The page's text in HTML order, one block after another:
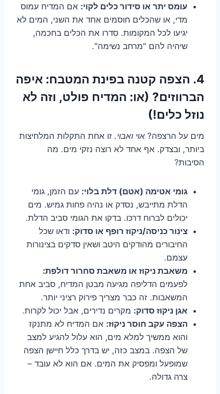
עומס יתר או סידור כלים לקוי: אם המדיח עמוס
מדי, או שהכלים חוסמים אחד את השני, המים לא
יגיעו לכל המקומות. סדרו את הכלים בחכמה,
שיהיה להם "מרחב נשימה".
4. הצפה קטנה בפינת המטבח: איפה
הברווזים? (או: המדיח פולט, וזה לא
נוזל כלים!)
מים על הרצפה? אוי ואבוי. זו אחת התקלות המלחיצות
ביותר, ובצדק. אף אחד לא רוצה נזקי מים. מה
הסיבות?
גומי אטימה (אטם) דלת בלוי: עם הזמן, גומי
הדלת מתייבש, נסדק או נהיה פחות גמיש. מים
יכולים לברוח דרכו. בדקו את הגומי סביב הדלת.
צינור כניסה/ניקוז רופף או סדוק: ודאו שכל
החיבורים מהודקים היטב ושאין סדקים בצינורות
עצמם.
משאבת ניקוז או משאבת סחרור דולפת:
לפעמים הדליפה מגיעה מבטן המדיח, סביב אחת
המשאבות. זה כבר מצריך פירוק רציני יותר.
אגן ניקוז סדוק: מקרים נדירים, אבל יכול לקרות.
הצפה עקב חוסר ניקוז: אם המדיח לא מתנקז
והוא ממשיך למלא מים, הוא עלול להגיע למצב
של הצפה. במצב כזה, יש בדרך כלל חיישן הצפה
שמופעל ומפסיק את המים. אם הוא לא עובד –
צרה גדולה.